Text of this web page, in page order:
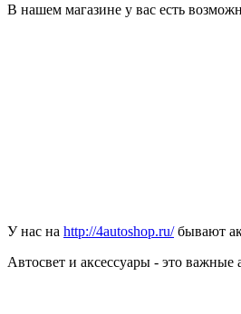
В нашем магазине у вас есть
У нас на http://4autoshop.ru/бывают
Автосвет и аксессуары - это